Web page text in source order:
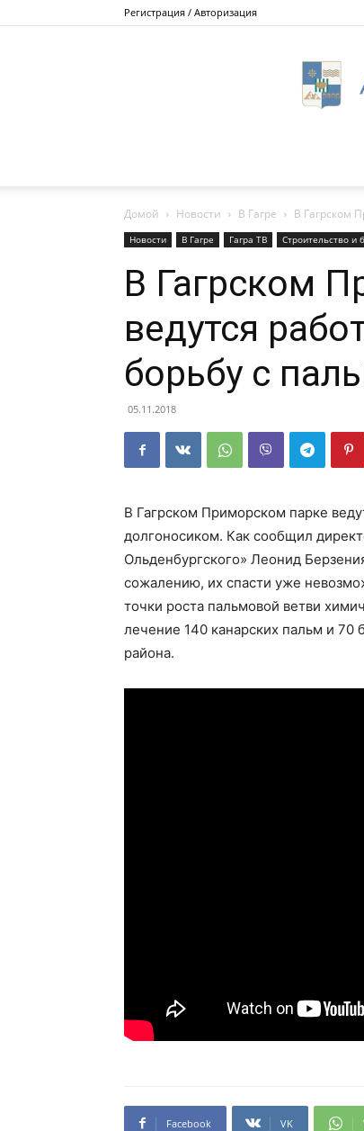
Регистрация / Авторизация
Домой Новости В Гагре В Гагрском
Новости В Гагре Гагра ТВ Строительство и
В Гагрском
ведутся
борьбу с
05.11.2018
В Гагрском Приморском парке
долгоносиком. Как сообщил
Ольденбургского» Леонид
сожалению, их спасти уже
точки роста пальмовой ветви
лечение 140 канарских пальм и
района.
Facebook VK